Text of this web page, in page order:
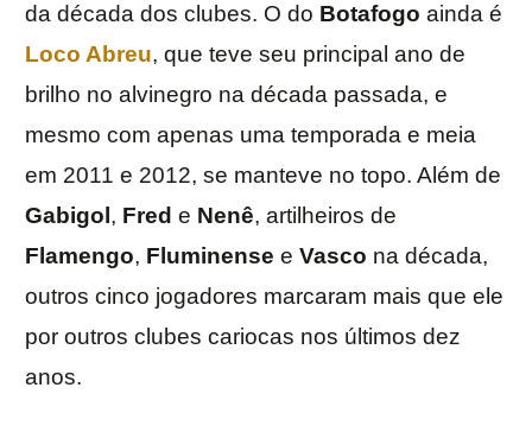
da década dos clubes. O do Botafogo ainda é
Loco Abreu, que teve seu principal ano de
brilho no alvinegro na década passada, e
mesmo com apenas uma temporada e meia
em 2011 e 2012, se manteve no topo. Além de
Gabigol , Fred e Nenê, artilheiros de
Flamengo, Fluminense e Vasco na década,
outros cinco jogadores marcaram mais que ele
por outros clubes cariocas nos últimos dez
anos.